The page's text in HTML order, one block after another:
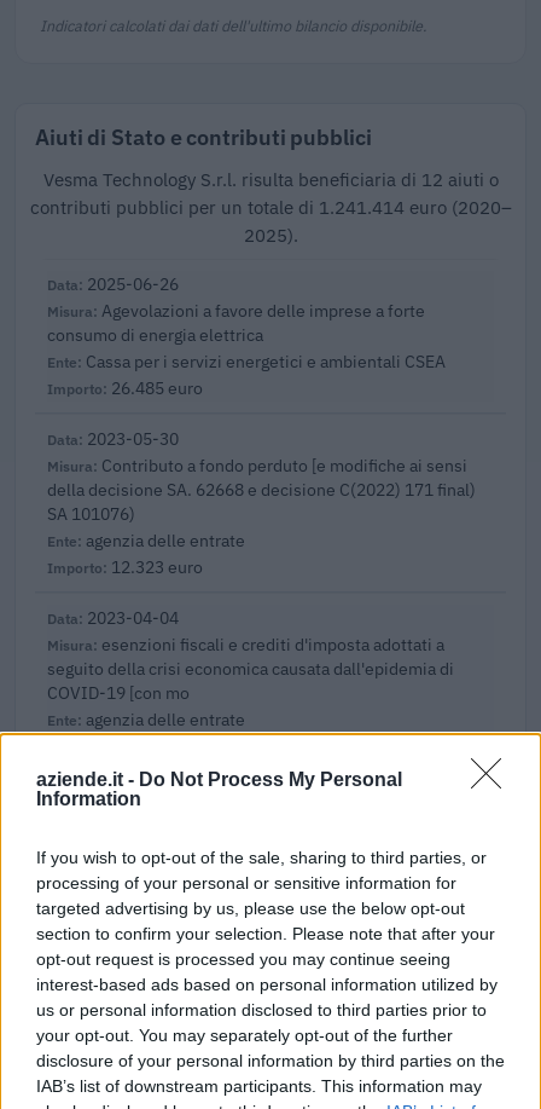
aziende.it - Do Not Process My Personal
Information
If you wish to opt-out of the sale, sharing to third parties, or
processing of your personal or sensitive information for
targeted advertising by us, please use the below opt-out
section to confirm your selection. Please note that after your
opt-out request is processed you may continue seeing
interest-based ads based on personal information utilized by
us or personal information disclosed to third parties prior to
your opt-out. You may separately opt-out of the further
disclosure of your personal information by third parties on the
IAB’s list of downstream participants. This information may
Indicatori calcolati dai dati dell'ultimo bilancio disponibile.
Aiuti di Stato e contributi pubblici
Vesma Technology S.r.l. risulta beneficiaria di 12 aiuti o
contributi pubblici per un totale di 1.241.414 euro (2020–
2025).
2025-06-26
Agevolazioni a favore delle imprese a forte
consumo di energia elettrica
Cassa per i servizi energetici e ambientali CSEA
26.485 euro
2023-05-30
Contributo a fondo perduto [e modifiche ai sensi
della decisione SA. 62668 e decisione C(2022) 171 final)
SA 101076)
agenzia delle entrate
12.323 euro
2023-04-04
esenzioni fiscali e crediti d'imposta adottati a
seguito della crisi economica causata dall'epidemia di
COVID-19 [con mo
agenzia delle entrate
2023-03-24
consumo di energia elettrica
Cassa per i servizi energetici e ambientali CSEA
52.519 euro
2022-08-04
Nuova Sabatini - Finanziamenti per l'acquisto di
nuovi macchinari, impianti e attrezzature da parte delle
piccole e medi
Ministero delle Imprese e del Made in Italy -
Dipartimento per le politiche per
24.222 euro